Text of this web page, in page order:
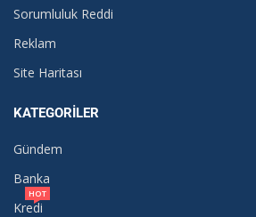
Sorumluluk Reddi
Reklam
Site Haritası
KATEGORILER
Gündem
Banka
Kredi
HOT